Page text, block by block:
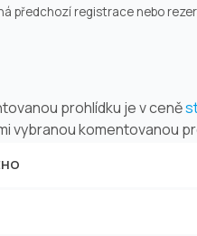
předchozí registrace nebo
prohlídku je v ceně
vybranou komentovanou